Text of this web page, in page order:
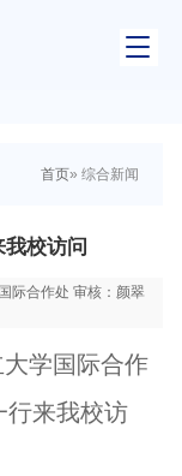
首页» 综合新闻
校访问
际合作处 审核：颜翠
学国际合作
行来我校访